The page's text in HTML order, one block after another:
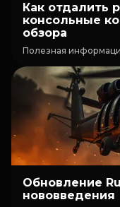
Как отдалить
консольные
обзора
Полезная
Обновление
нововведения